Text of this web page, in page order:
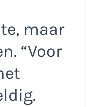
maar
“Voor